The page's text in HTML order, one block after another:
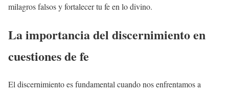
milagros falsos y fortalecer tu fe en lo divino.
La importancia del discernimiento en
cuestiones de fe
El discernimiento es fundamental cuando nos enfrentamos a